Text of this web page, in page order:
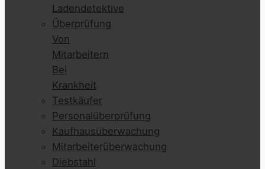
Ladendetektive
Überprüfung
Von
Mitarbeitern
Bei
Krankheit
Testkäufer
Personalüberprüfung
Kaufhausüberwachung
Mitarbeiterüberwachung
Diebstahl